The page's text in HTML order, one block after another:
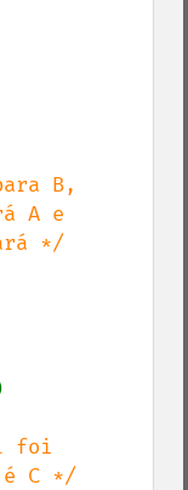
B,
A e
foi
é C */